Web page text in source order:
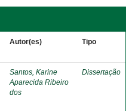
Autor(es) Tipo
Santos, Karine
Aparecida Ribeiro
dos
Dissertação